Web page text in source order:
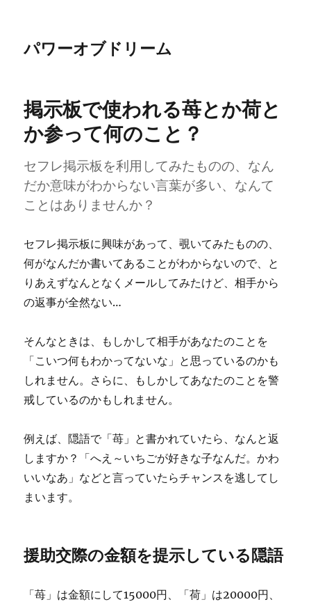
パワーオブドリーム
掲示板で使われる苺とか荷と
か参って何のこと？
セフレ掲示板を利用してみたものの、なん
だか意味がわからない言葉が多い、なんて
ことはありませんか？
セフレ掲示板に興味があって、覗いてみたものの、
何がなんだか書いてあることがわからないので、と
りあえずなんとなくメールしてみたけど、相手から
の返事が全然ない…
そんなときは、もしかして相手があなたのことを
「こいつ何もわかってないな」と思っているのかも
しれません。さらに、もしかしてあなたのことを警
戒しているのかもしれません。
例えば、隠語で「苺」と書かれていたら、なんと返
しますか？「へえ～いちごが好きな子なんだ。かわ
いいなあ」などと言っていたらチャンスを逃してし
まいます。
援助交際の金額を提示している隠語
「苺」は金額にして15000円、「荷」は20000円、